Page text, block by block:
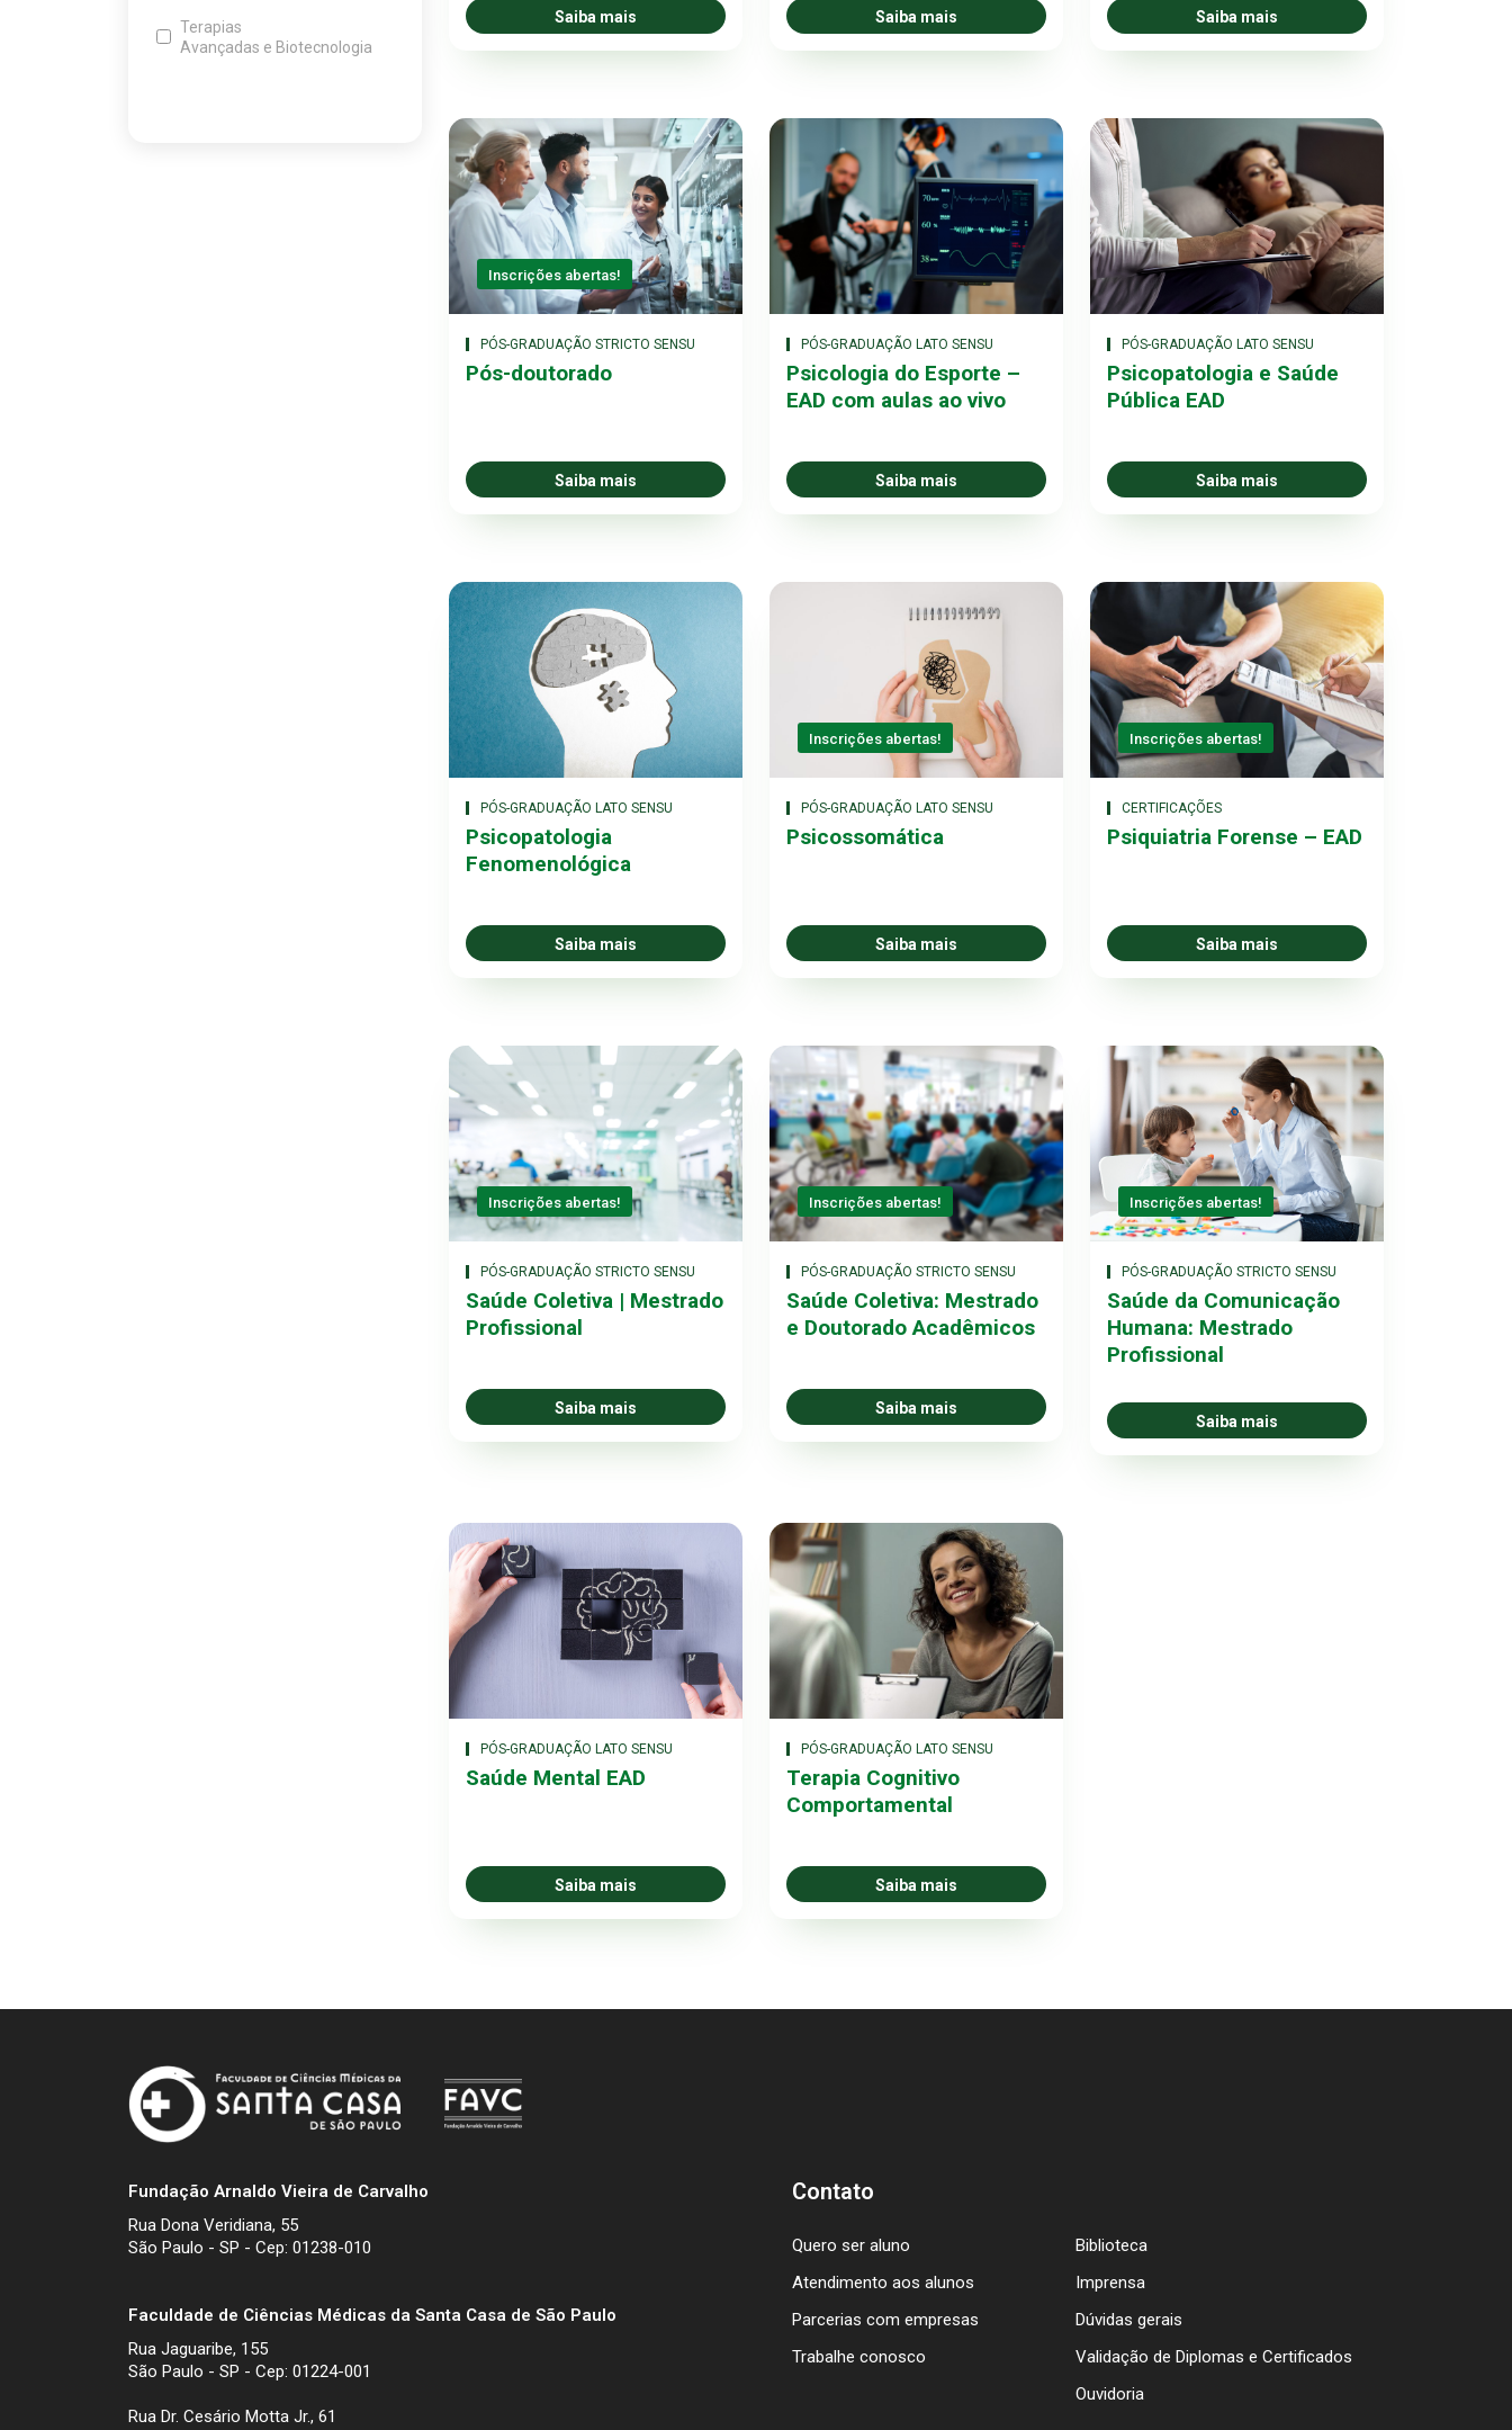
Terapias
Avançadas e Biotecnologia
Saiba mais Saiba mais Saiba mais
Inscrições abertas!
PÓS-GRADUAÇÃO STRICTO SENSU
Pós-doutorado
Saiba mais
PÓS-GRADUAÇÃO LATO SENSU
Psicologia do Esporte –
EAD com aulas ao vivo
Saiba mais
PÓS-GRADUAÇÃO LATO SENSU
Psicopatologia e Saúde
Pública EAD
Saiba mais
PÓS-GRADUAÇÃO LATO SENSU
Psicopatologia
Fenomenológica
Saiba mais
Inscrições abertas!
PÓS-GRADUAÇÃO LATO SENSU
Psicossomática
Saiba mais
Inscrições abertas!
CERTIFICAÇÕES
Psiquiatria Forense – EAD
Saiba mais
Inscrições abertas!
PÓS-GRADUAÇÃO STRICTO SENSU
Saúde Coletiva | Mestrado
Profissional
Saiba mais
Inscrições abertas!
PÓS-GRADUAÇÃO STRICTO SENSU
Saúde Coletiva: Mestrado
e Doutorado Acadêmicos
Saiba mais
Inscrições abertas!
PÓS-GRADUAÇÃO STRICTO SENSU
Saúde da Comunicação
Humana: Mestrado
Profissional
Saiba mais
PÓS-GRADUAÇÃO LATO SENSU
Saúde Mental EAD
Saiba mais
PÓS-GRADUAÇÃO LATO SENSU
Terapia Cognitivo
Comportamental
Saiba mais
Fundação Arnaldo Vieira de Carvalho
Rua Dona Veridiana, 55
São Paulo - SP - Cep: 01238-010
Faculdade de Ciências Médicas da Santa Casa de São Paulo
Rua Jaguaribe, 155
São Paulo - SP - Cep: 01224-001
Rua Dr. Cesário Motta Jr., 61
Contato
Quero ser aluno
Atendimento aos alunos
Parcerias com empresas
Trabalhe conosco
Biblioteca
Imprensa
Dúvidas gerais
Validação de Diplomas e Certificados
Ouvidoria